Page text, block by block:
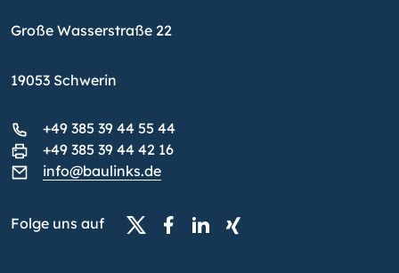
Große Wasserstraße 22
19053 Schwerin
+49 385 39 44 55 44
+49 385 39 44 42 16
info@baulinks.de
Folge uns auf